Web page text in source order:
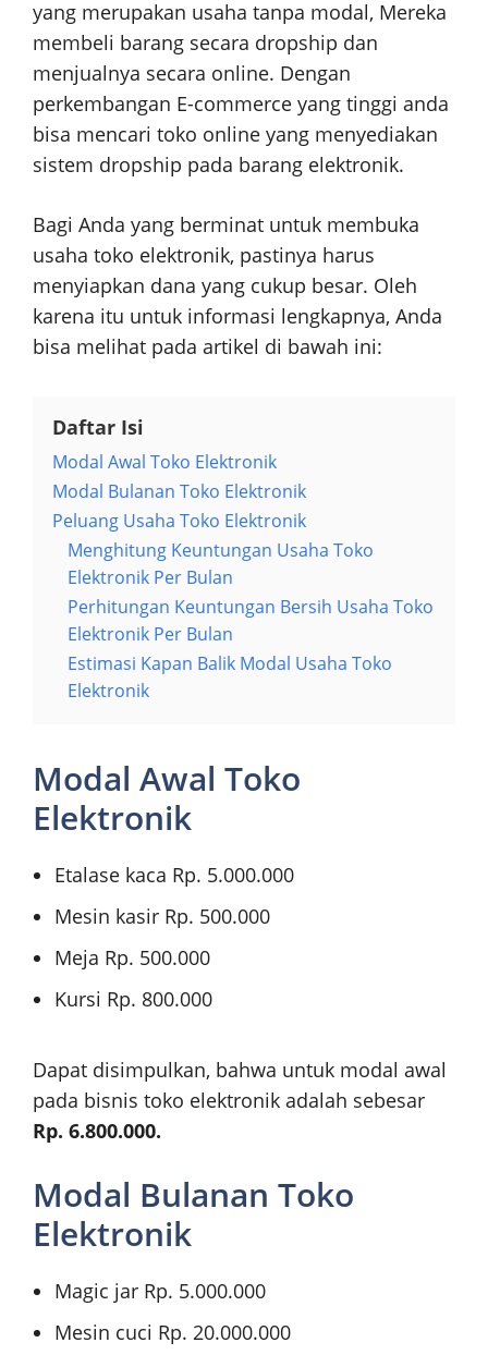
yang merupakan usaha tanpa modal, Mereka
membeli barang secara dropship dan
menjualnya secara online. Dengan
perkembangan E-commerce yang tinggi anda
bisa mencari toko online yang menyediakan
sistem dropship pada barang elektronik.
Bagi Anda yang berminat untuk membuka
usaha toko elektronik, pastinya harus
menyiapkan dana yang cukup besar. Oleh
karena itu untuk informasi lengkapnya, Anda
bisa melihat pada artikel di bawah ini:
Daftar Isi
Modal Awal Toko Elektronik
Modal Bulanan Toko Elektronik
Peluang Usaha Toko Elektronik
Menghitung Keuntungan Usaha Toko
Elektronik Per Bulan
Perhitungan Keuntungan Bersih Usaha Toko
Elektronik Per Bulan
Estimasi Kapan Balik Modal Usaha Toko
Elektronik
Modal Awal Toko
Elektronik
Etalase kaca Rp. 5.000.000
Mesin kasir Rp. 500.000
Meja Rp. 500.000
Kursi Rp. 800.000
Dapat disimpulkan, bahwa untuk modal awal
pada bisnis toko elektronik adalah sebesar
Rp. 6.800.000.
Modal Bulanan Toko
Elektronik
Magic jar Rp. 5.000.000
Mesin cuci Rp. 20.000.000